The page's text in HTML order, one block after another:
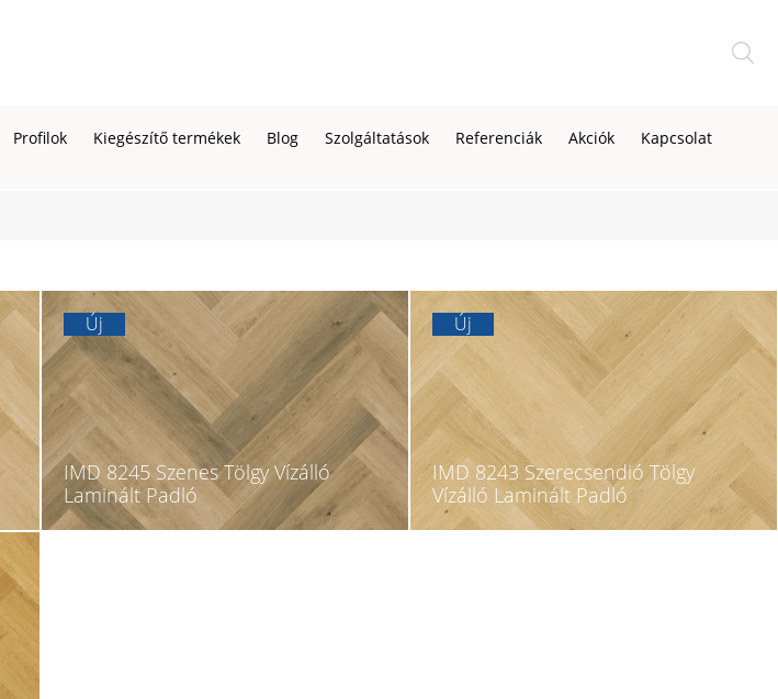
Profilok Kiegészítő termékek Blog Szolgáltatások Referenciák Akciók Kapcsolat
Új
IMD 8245 Szenes Tölgy Vízálló
Laminált Padló
Új
IMD 8243 Szerecsendió Tölgy
Vízálló Laminált Padló